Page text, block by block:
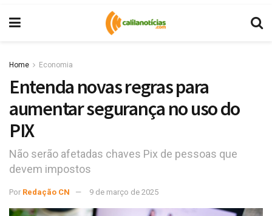
Home Economia
Entenda novas regras para
aumentar segurança no uso do
PIX
Não serão afetadas chaves Pix de pessoas que
devem impostos
Por Redação CN 9 de março de 2025